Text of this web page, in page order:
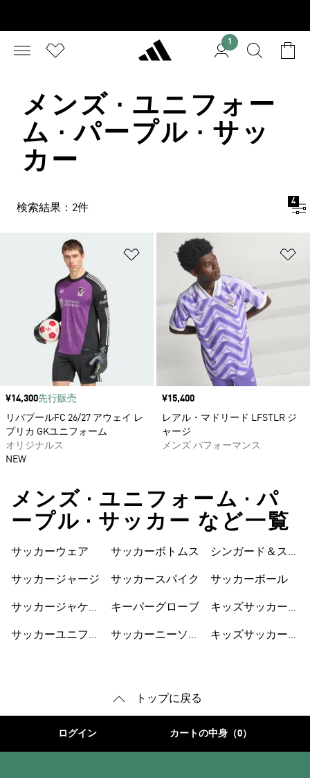
1
メンズ · ユニフォー
ム · パープル · サッ
カー
検索結果：2件
4
ほしいものリストに追加
価格
¥14,300先行販売
リバプールFC 26/27 アウェイ レ
プリカ GKユニフォーム
オリジナルス
NEW
価格
¥15,400
レアル・マドリード LFSTLR ジ
ャージ
メンズ パフォーマンス
メンズ • ユニフォーム • パ
ープル • サッカー など一覧
サッカーウェア
サッカージャージ
サッカージャケッ
サッカーユニフォ
サッカーボトムス
サッカースパイク
キーパーグローブ
サッカーニーソッ
シンガード＆スト
サッカーボール
キッズサッカーウ
キッズサッカーシ
トップに戻る
ログイン カートの中身（0）